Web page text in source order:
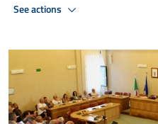
See actions